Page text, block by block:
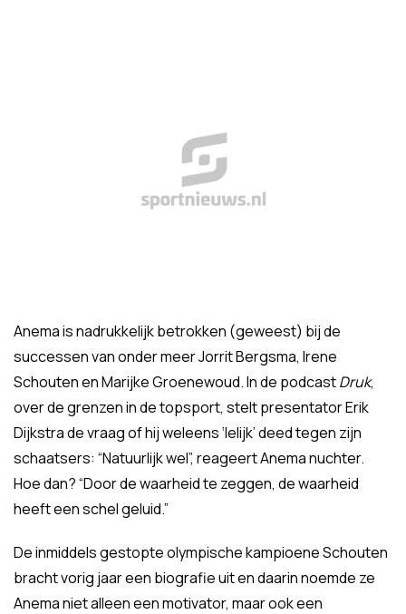
Anema is nadrukkelijk betrokken (geweest) bij de
successen van onder meer Jorrit Bergsma, Irene
Schouten en Marijke Groenewoud. In de podcastDruk,
over de grenzen in de topsport, stelt presentator Erik
Dijkstra de vraag of hij weleens ‘lelijk’ deed tegen zijn
schaatsers: “Natuurlijk wel”, reageert Anema nuchter.
Hoe dan? “Door de waarheid te zeggen, de waarheid
heeft een schel geluid.”
De inmiddels gestopte olympische kampioene Schouten
bracht vorig jaar een biografie uit en daarin noemde ze
Anema niet alleen een motivator, maar ook een